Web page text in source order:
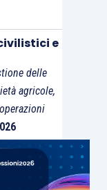
e
delle
agricole,